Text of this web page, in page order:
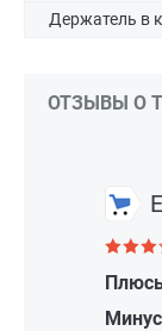
Держатель в
ОТЗЫВЫ О